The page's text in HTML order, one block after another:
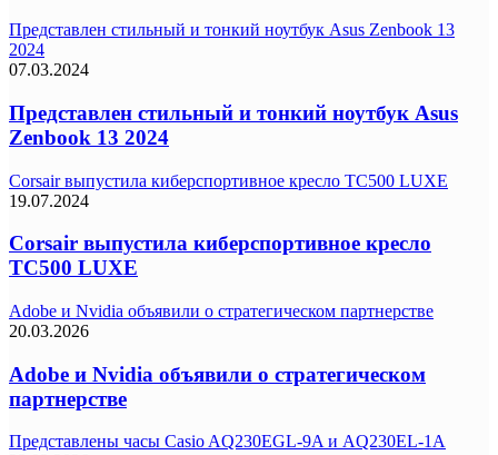
Представлен стильный и тонкий ноутбук Asus Zenbook 13
2024
07.03.2024
Представлен стильный и тонкий ноутбук Asus
Zenbook 13 2024
Corsair выпустила киберспортивное кресло TC500 LUXE
19.07.2024
Corsair выпустила киберспортивное кресло
TC500 LUXE
Adobe и Nvidia объявили о стратегическом партнерстве
20.03.2026
Adobe и Nvidia объявили о стратегическом
партнерстве
Представлены часы Casio AQ230EGL-9A и AQ230EL-1A